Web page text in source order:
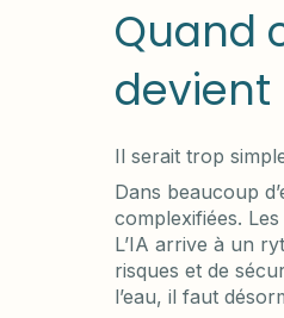
Quand
devient
Il serait trop
Dans beaucoup
complexifiées.
L’IA arrive à un
risques et de
l’eau, il faut